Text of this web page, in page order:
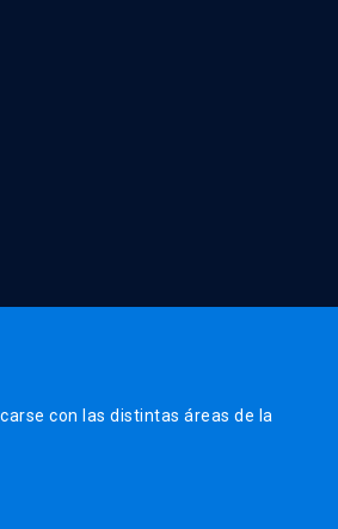
con las distintas áreas de la